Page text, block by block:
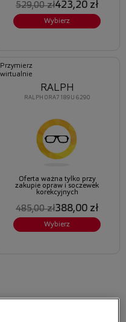
529,00 zł423,20 zł
Wybierz
Przymierz
wirtualnie
RALPH 0RA7189U 6290
RALPH
Oferta ważna tylko przy
zakupie opraw i soczewek
korekcyjnych
485,00 zł388,00 zł
Wybierz